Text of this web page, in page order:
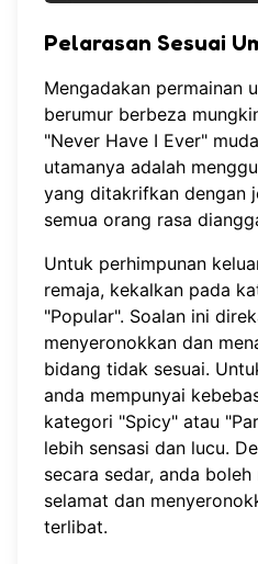
Pelarasan Sesuai
Mengadakan permainan
berumur berbeza
"Never Have I Ever"
utamanya adalah
yang ditakrifkan dengan
semua orang rasa
Untuk perhimpunan
remaja, kekalkan pada
"Popular". Soalan ini
menyeronokkan dan
bidang tidak sesuai.
anda mempunyai
kategori "Spicy" atau
lebih sensasi dan lucu.
secara sedar, anda
selamat dan
terlibat.